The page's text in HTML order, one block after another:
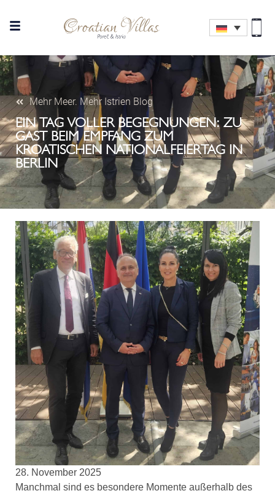
Mehr Meer. Mehr Istrien Blog
EIN TAG VOLLER BEGEGNUNGEN: ZU
GAST BEIM EMPFANG ZUM
KROATISCHEN NATIONALFEIERTAG IN
BERLIN
28. November 2025
Manchmal sind es besondere Momente außerhalb des